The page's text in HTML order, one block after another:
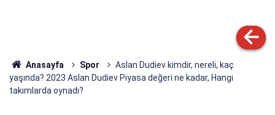
Anasayfa Spor
Aslan Dudiev kimdir, nereli, kaç
yaşında? 2023 Aslan Dudiev Piyasa değeri ne kadar, Hangi
takımlarda oynadı?